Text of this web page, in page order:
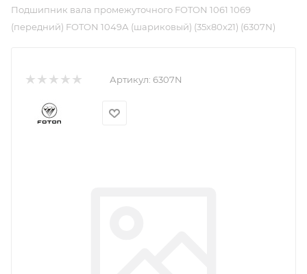
Подшипник вала промежуточного FOTON 1061 1069
(передний) FOTON 1049А (шариковый) (35х80х21) (6307N)
Артикул: 6307N